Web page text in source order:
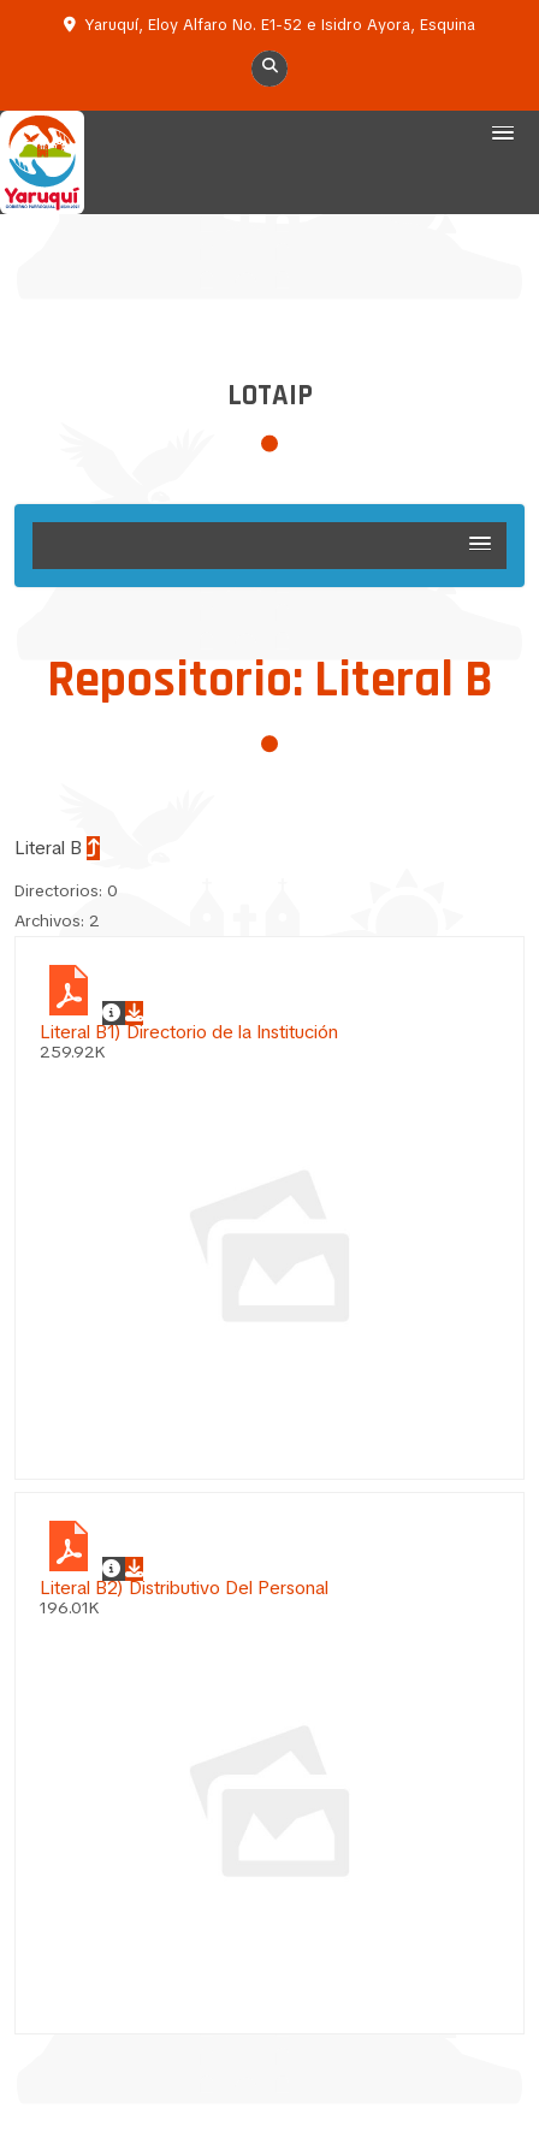
Yaruquí, Eloy Alfaro No. E1-52 e Isidro Ayora, Esquina
LOTAIP
Repositorio: Literal B
Literal B
Directorios: 0
Archivos: 2
Literal B1) Directorio de la Institución
259.92K
Literal B2) Distributivo Del Personal
196.01K